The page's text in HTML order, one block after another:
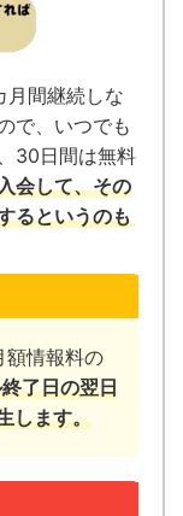
間継続しな
で、いつでも
30日間は無料
会して、その
るというのも
額情報料の
了日の翌日
します。